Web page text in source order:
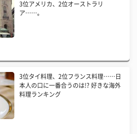
3位アメリカ、2位オーストラリ
ア……。
3位タイ料理、2位フランス料理……日
本人の口に一番合うのは!? 好きな海外
料理ランキング